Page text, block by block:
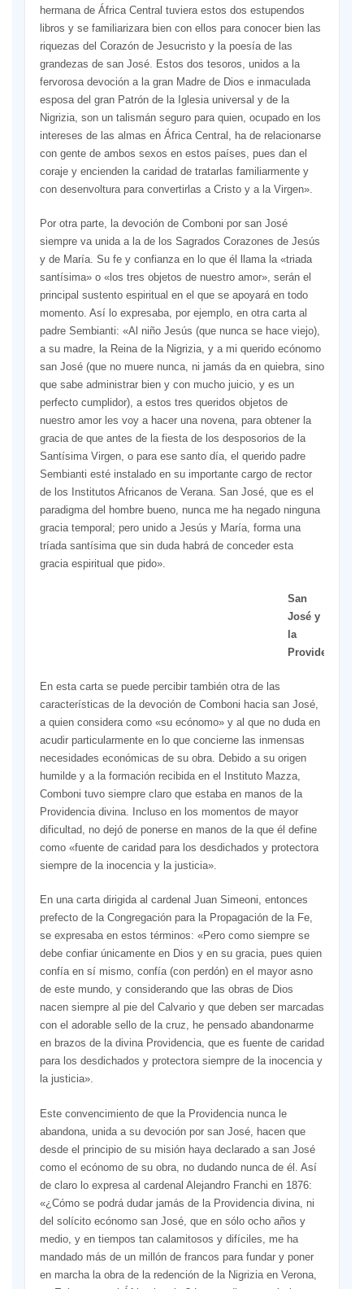
hermana de Áfri­ca Central tuviera estos dos estu­pendos
libros y se familiarizara bien con ellos para conocer bien las
riquezas del Corazón de Jesucristo y la poesía de las
grandezas de san José. Estos dos tesoros, unidos a la
fervorosa devoción a la gran Madre de Dios e inmaculada
esposa del gran Patrón de la Iglesia universal y de la
Nigrizia, son un talismán se­guro para quien, ocupado en los
in­tereses de las almas en África Cen­tral, ha de relacionarse
con gente de ambos sexos en estos países, pues dan el
coraje y encienden la caridad de tratarlas familiarmente y
con desenvoltura para convertir­las a Cristo y a la Virgen».
Por otra parte, la devoción de Comboni por san José
siempre va unida a la de los Sagrados Cora­zones de Jesús
y de María. Su fe y confianza en lo que él llama la «triada
santísima» o «los tres obje­tos de nuestro amor», serán el
prin­cipal sustento espiritual en el que se apoyará en todo
momento. Así lo expresaba, por ejemplo, en otra carta al
padre Sembianti: «Al niño Jesús (que nunca se hace viejo),
a su madre, la Reina de la Nigrizia, y a mi querido ecónomo
san José (que no muere nunca, ni jamás da en quiebra, sino
que sabe adminis­trar bien y con mucho juicio, y es un
perfecto cumplidor), a estos tres queridos objetos de
nuestro amor les voy a hacer una novena, para obtener la
gracia de que antes de la fiesta de los desposorios de la
San­tísima Virgen, o para ese santo día, el querido padre
Sembianti esté instalado en su importante cargo de rector
de los Institutos Africanos de Verana. San José, que es el
pa­radigma del hombre bueno, nunca me ha negado ninguna
gracia tem­poral; pero unido a Jesús y María, forma una
tríada santísima que sin duda habrá de conceder esta
gracia espiritual que pido».
San
José y
la
Providencia
En esta carta se puede percibir también otra de las
características de la devoción de Comboni hacia san José,
a quien considera como «su ecónomo» y al que no duda en
acudir particularmente en lo que concierne las inmensas
necesidades económicas de su obra. Debido a su origen
humilde y a la formación recibida en el Instituto Mazza,
Comboni tuvo siempre claro que estaba en manos de la
Providencia divina. Incluso en los momentos de mayor
dificultad, no dejó de po­nerse en manos de la que él define
como «fuente de caridad para los desdichados y protectora
siempre de la inocencia y la justicia».
En una carta dirigida al carde­nal Juan Simeoni, entonces
prefec­to de la Congregación para la Pro­pagación de la Fe,
se expresaba en estos términos: «Pero como siem­pre se
debe confiar únicamente en Dios y en su gracia, pues quien
con­fía en sí mismo, confía (con perdón) en el mayor asno
de este mundo, y considerando que las obras de Dios
nacen siempre al pie del Calvario y que deben ser marcadas
con el adorable sello de la cruz, he pensado abandonarme
en brazos de la divina Pro­videncia, que es fuente de caridad
para los desdicha­dos y protectora siempre de la inocencia y
la justicia».
Este convencimiento de que la Providencia nunca le
abandona, unida a su devoción por san José, hacen que
desde el principio de su misión haya declarado a san José
como el ecónomo de su obra, no dudando nunca de él. Así
de claro lo expresa al cardenal Alejandro Franchi en 1876:
«¿Cómo se podrá dudar jamás de la Providencia divi­na, ni
del solícito ecónomo san José, que en sólo ocho años y
medio, y en tiempos tan calamitosos y difíciles, me ha
mandado más de un millón de francos para fundar y poner
en marcha la obra de la redención de la Nigrizia en Verona,